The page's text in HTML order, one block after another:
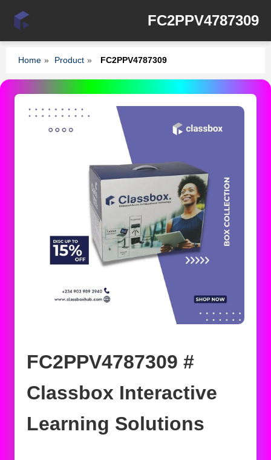
FC2PPV4787309
Home » Product » FC2PPV4787309
FC2PPV4787309 #
Classbox Interactive
Learning Solutions